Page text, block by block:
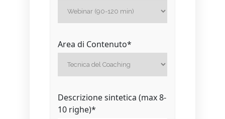
Area di Contenuto*
Descrizione sintetica (max 8-
10 righe)*